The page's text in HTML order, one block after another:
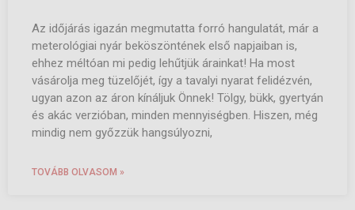
Az időjárás igazán megmutatta forró hangulatát, már a
meterológiai nyár beköszöntének első napjaiban is,
ehhez méltóan mi pedig lehűtjük árainkat! Ha most
vásárolja meg tüzelőjét, így a tavalyi nyarat felidézvén,
ugyan azon az áron kínáljuk Önnek! Tölgy, bükk, gyertyán
és akác verzióban, minden mennyiségben. Hiszen, még
mindig nem győzzük hangsúlyozni,
TOVÁBB OLVASOM »